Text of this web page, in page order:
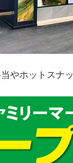
やホットスナ